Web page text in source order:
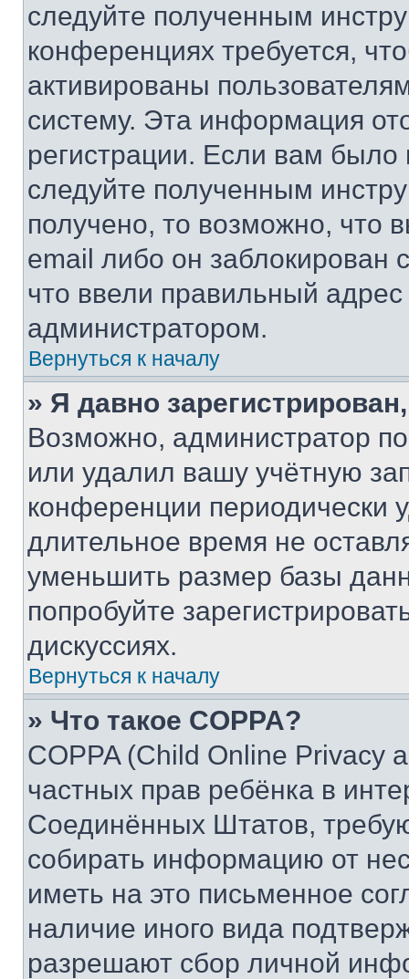
следуйте полученным
конференциях требуется,
активированы
систему. Эта информация
регистрации. Если вам
следуйте полученным
получено, то возможно, что
email либо он
что ввели правильный адрес
администратором.
Вернуться к началу
» Я давно
Возможно, администратор
или удалил вашу учётную
конференции периодически
длительное время не
уменьшить размер базы
попробуйте
дискуссиях.
Вернуться к началу
» Что такое COPPA?
COPPA (Child Online Privacy
частных прав ребёнка в
Соединённых Штатов,
собирать информацию от
иметь на это письменное
наличие иного вида
разрешают сбор личной